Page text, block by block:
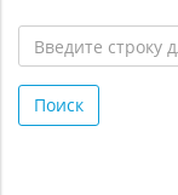
строку
для
Поиск